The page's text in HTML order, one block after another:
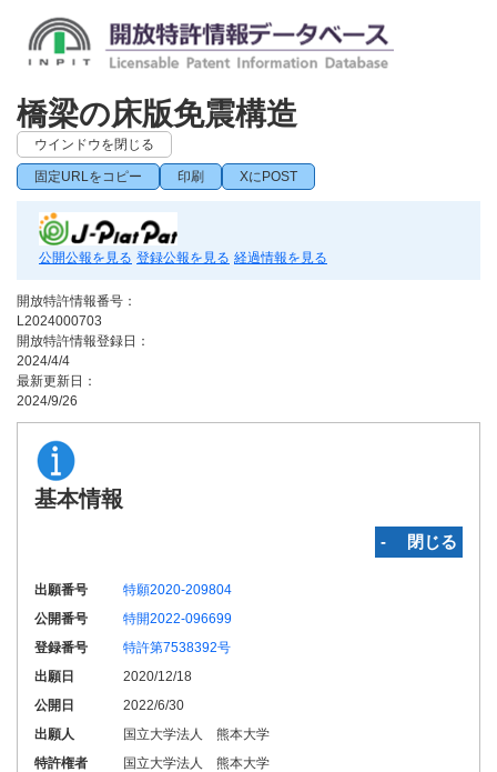
橋梁の床版免震構造
ウインドウを閉じる
固定URLをコピー 印刷 XにPOST
公開公報を見る 登録公報を見る 経過情報を見る
開放特許情報番号：
L2024000703
開放特許情報登録日：
2024/4/4
最新更新日：
2024/9/26
基本情報
‐ 閉じる
出願番号
特願2020-209804
公開番号
特開2022-096699
登録番号
特許第7538392号
出願日
2020/12/18
公開日
2022/6/30
出願人
国立大学法人 熊本大学
特許権者
国立大学法人 熊本大学